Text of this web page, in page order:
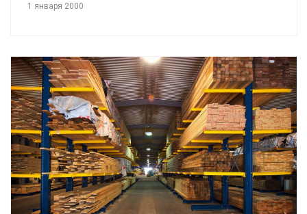
1 января 2000
Смотреть проект